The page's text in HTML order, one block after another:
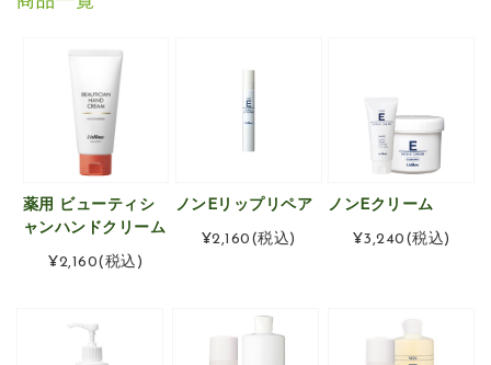
薬用 ビューティシ
ャンハンドクリーム
¥2,160(税込)
ノンEリップリペア
¥2,160 (税込)
ノンEクリーム
¥3,240 (税込)